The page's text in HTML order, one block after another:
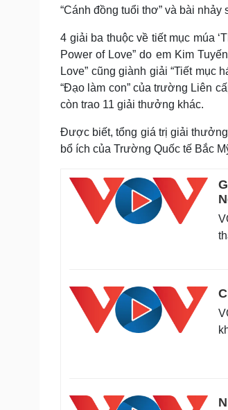
“Cánh đồng tuổi thơ” và bài nhảy
4 giải ba thuộc về tiết mục múa
Power of Love” do em Kim
Love” cũng giành giải “Tiết mục
“Đạo làm con” của trường Liên
còn trao 11 giải thưởng khác.
Được biết, tổng giá trị giải
bổ ích của Trường Quốc tế Bắc